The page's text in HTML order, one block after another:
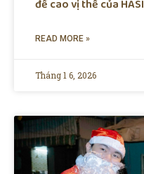
đề cao vị thế của HASI
READ MORE »
Tháng 1 6, 2026